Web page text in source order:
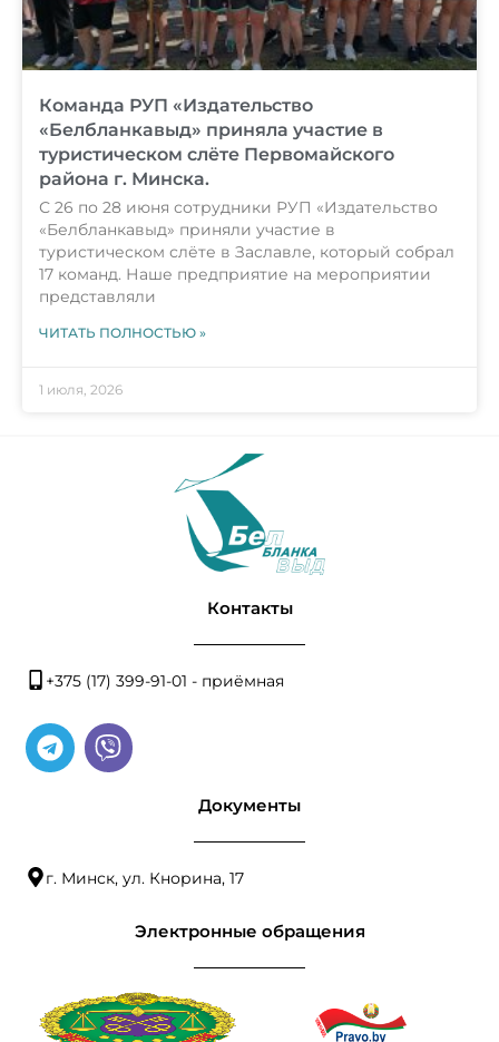
Команда РУП «Издательство
«Белбланкавыд» приняла участие в
туристическом слёте Первомайского
района г. Минска.
С 26 по 28 июня сотрудники РУП «Издательство
«Белбланкавыд» приняли участие в
туристическом слёте в Заславле, который собрал
17 команд. Наше предприятие на мероприятии
представляли
ЧИТАТЬ ПОЛНОСТЬЮ »
1 июля, 2026
Контакты
+375 (17) 399-91-01 - приёмная
Документы
г. Минск, ул. Кнорина, 17
Электронные обращения